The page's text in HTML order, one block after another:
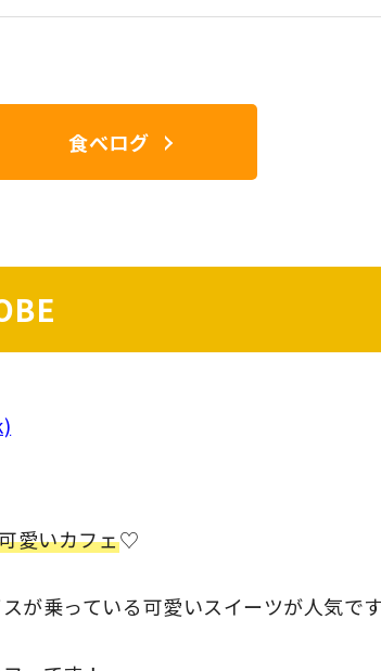
食べログ
愛いカフェ♡
が乗っている可愛いスイーツが人気です